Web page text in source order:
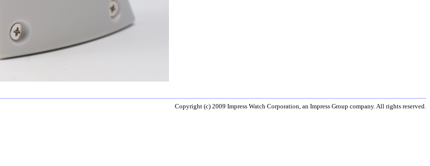
Copyright (c) 2009 Impress Watch Corporation, an Impress Group company. All rights reserved.